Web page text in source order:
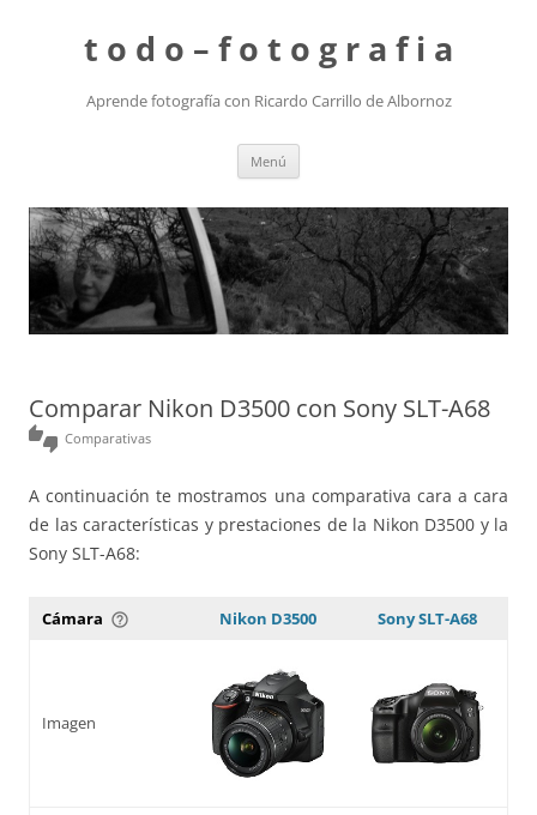
t o d o – f o t o g r a f i a
Aprende fotografía con Ricardo Carrillo de Albornoz
Menú
Comparar Nikon D3500 con Sony SLT-A68
thumbs_up_down Comparativas
A continuación te mostramos una comparativa cara a cara
de las características y prestaciones de la Nikon D3500 y la
Sony SLT-A68:
Cámara help_outline Nikon D3500 Sony SLT-A68
Imagen